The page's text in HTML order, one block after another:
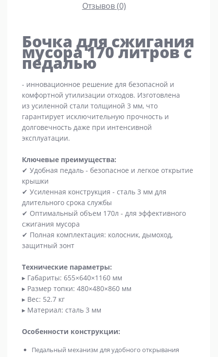
Отзывов (0)
Бочка для сжигания
мусора 170 литров с
педалью
- инновационное решение для безопасной и
комфортной утилизации отходов. Изготовлена
из усиленной стали толщиной 3 мм, что
гарантирует исключительную прочность и
долговечность даже при интенсивной
эксплуатации.
Ключевые преимущества:
✔ Удобная педаль - безопасное и легкое открытие
крышки
✔ Усиленная конструкция - сталь 3 мм для
длительного срока службы
✔ Оптимальный объем 170л - для эффективного
сжигания мусора
✔ Полная комплектация: колосник, дымоход,
защитный зонт
Технические параметры:
▸ Габариты: 655×640×1160 мм
▸ Размер топки: 480×480×860 мм
▸ Вес: 52.7 кг
▸ Материал: сталь 3 мм
Особенности конструкции:
Педальный механизм для удобного открывания